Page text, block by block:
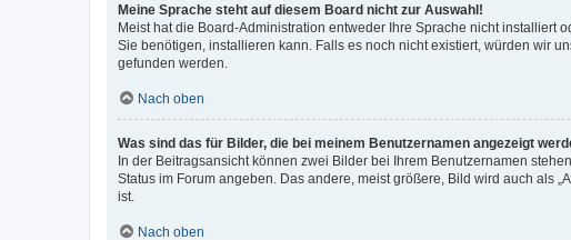
Meine Sprache steht auf diesem Board nicht zur Auswahl!
Meist hat die Board-Administration entweder Ihre Sprache nicht installiert
Sie benötigen, installieren kann. Falls es noch nicht existiert, würden wir
gefunden werden.
Nach oben
Was sind das für Bilder, die bei meinem Benutzernamen angezeigt
In der Beitragsansicht können zwei Bilder bei Ihrem Benutzernamen
Status im Forum angeben. Das andere, meist größere, Bild wird auch als
ist.
Nach oben